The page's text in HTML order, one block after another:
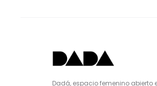
Dadá, espacio femenino abierto